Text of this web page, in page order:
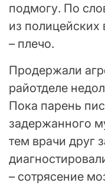
подмогу. По
из полицейских
– плечо.
Продержали
райотделе
Пока парень
задержанного
тем врачи друг
– сотрясение